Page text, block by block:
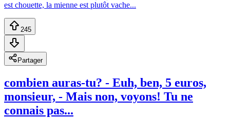
est chouette, la mienne est plutôt vache...
245
Partager
combien auras-tu? - Euh, ben, 5 euros,
monsieur, - Mais non, voyons! Tu ne
connais pas...